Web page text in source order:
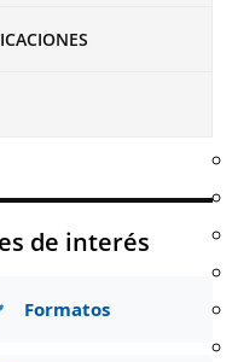
de interés
Formatos